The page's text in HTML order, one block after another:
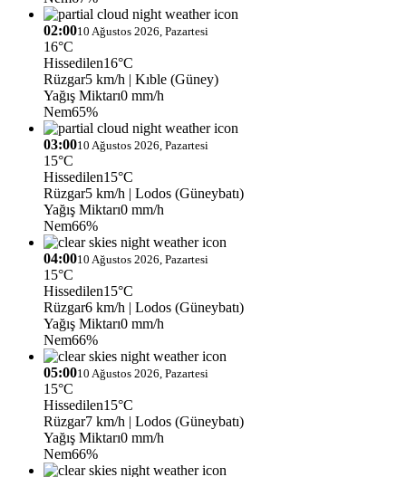
02:0010 Ağustos 2026, Pazartesi
16°C
Hissedilen16°C
Rüzgar5 km/h | Kıble (Güney)
Yağış Miktarı0 mm/h
Nem65%
03:0010 Ağustos 2026, Pazartesi
15°C
Hissedilen15°C
Rüzgar5 km/h | Lodos (Güneybatı)
Yağış Miktarı0 mm/h
Nem66%
04:0010 Ağustos 2026, Pazartesi
15°C
Hissedilen15°C
Rüzgar6 km/h | Lodos (Güneybatı)
Yağış Miktarı0 mm/h
Nem66%
05:0010 Ağustos 2026, Pazartesi
15°C
Hissedilen15°C
Rüzgar7 km/h | Lodos (Güneybatı)
Yağış Miktarı0 mm/h
Nem66%